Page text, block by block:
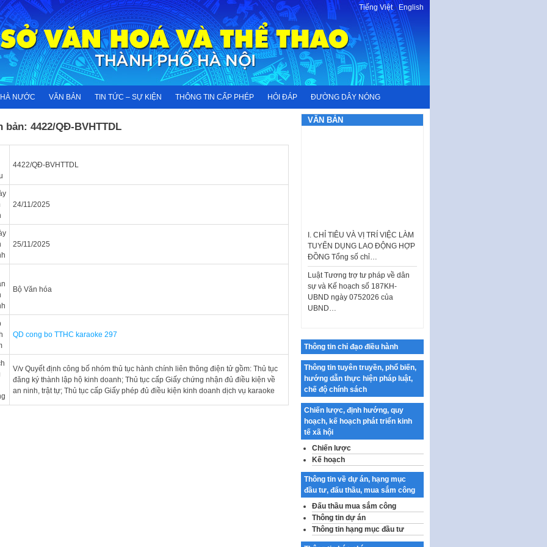
Tiếng Việt-English
NƯỚC VĂN BẢN TIN TỨC – SỰ KIỆN THÔNG TIN CẤP PHÉP HỎI ĐÁP ĐƯỜNG DÂY NÓNG
bản: 4422/QĐ-BVHTTDL
4422/QĐ-BVHTTDL
24/11/2025
25/11/2025
Bộ Văn hóa
QD cong bo TTHC karaoke 297
V/v Quyết định công bố nhóm thủ tục hành chính liên thông điện tử gồm: Thủ tục
đăng ký thành lập hộ kinh doanh; Thủ tục cấp Giấy chứng nhận đủ điều kiện về
an ninh, trật tự; Thủ tục cấp Giấy phép đủ điều kiện kinh doanh dịch vụ karaoke
VĂN BẢN
I. CHỈ TIÊU VÀ VỊ TRÍ VIỆC LÀM
TUYỂN DỤNG LAO ĐỘNG HỢP
ĐỒNG Tổng số chỉ…
Luật Tương trợ tư pháp về dân
sự và Kế hoạch số 187KH-
UBND ngày 0752026 của
UBND…
thành phố Hà Nội
Kế hoạch Tổ chức Cuộc thi
chính luận về bảo vệ nền tảng tư
tưởng của Đảng…
phí xây dựng pháp luật, hoàn
thiện thể chế, chính…
Quy định về nghiên cứu, ứng
dụng khoa học, công nghệ, đổi
mới sáng tạo và chuyển…
Quy định chi tiết và hướng dẫn
thi hành một số điều của Luật Lý
lịch tư…
Sửa đổi, bổ sung một số nội
dung tại Nghị quyết số 30/NQ-
CP ngày 24 tháng 02…
Thông tin chỉ đạo điều hành
Thông tin tuyên truyền, phổ biến,
hướng dẫn thực hiện pháp luật,
chế độ chính sách
Chiến lược, định hướng, quy
hoạch, kế hoạch phát triển kinh
tế xã hội
Chiến lược
Kế hoạch
Thông tin về dự án, hạng mục
đầu tư, đấu thầu, mua sắm công
Đấu thầu mua sắm công
Thông tin dự án
Thông tin hạng mục đầu tư